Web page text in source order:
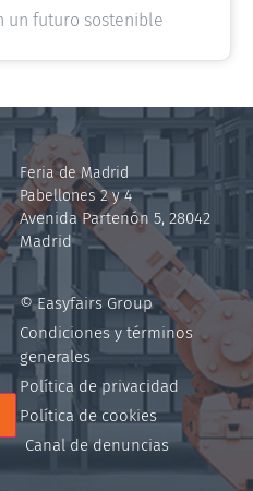
un futuro sostenible
Feria de Madrid
Pabellones 2 y 4
Avenida Partenón 5, 28042
Madrid
© Easyfairs Group
Condiciones y términos
generales
Política de privacidad
Política de cookies
Canal de denuncias